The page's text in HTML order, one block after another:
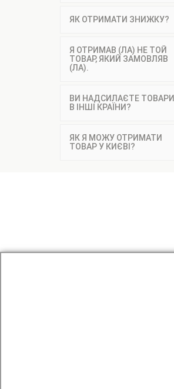
ЯК ОТРИМАТИ ЗНИЖКУ?
Я ОТРИМАВ (ЛА) НЕ ТОЙ
ТОВАР, ЯКИЙ ЗАМОВЛЯВ
(ЛА).
ВИ НАДСИЛАЄТЕ ТОВАРИ
В ІНШІ КРАЇНИ?
ЯК Я МОЖУ ОТРИМАТИ
ТОВАР У КИЄВІ?